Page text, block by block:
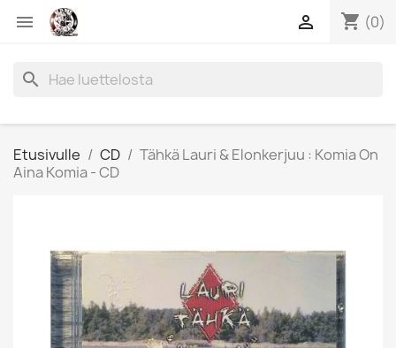
 shopping_cart (0)

search
Etusivulle CD
Tähkä Lauri & Elonkerjuu : Komia On
Aina Komia - CD